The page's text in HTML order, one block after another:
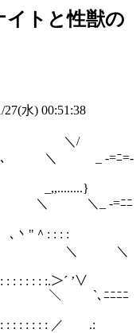
イトと性獣の
27(水) 00:51:38
/
_ -=ﾆ=-
_ -=ﾆﾆ
: :
＼ ＼
＞´ ’∨
`､ﾆﾆﾆﾆ
: : ／ .: